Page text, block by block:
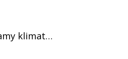
klimat…